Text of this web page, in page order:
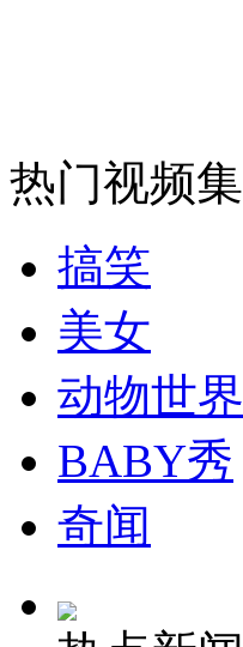
热门视频集
搞笑
美女
动物世界
BABY秀
奇闻